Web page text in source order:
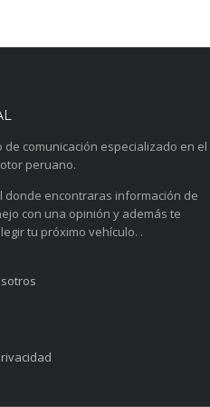
de comunicación especializado en el
peruano.
donde encontraras información de
con una opinión y además te
tu próximo vehículo. .